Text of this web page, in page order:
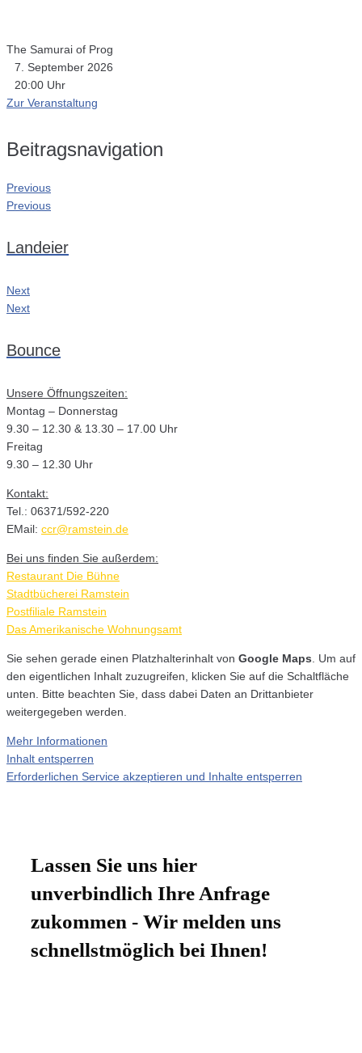
The Samurai of Prog
7. September 2026
20:00 Uhr
Zur Veranstaltung
Beitragsnavigation
Previous
Previous
Landeier
Next
Next
Bounce
Unsere Öffnungszeiten:
Montag – Donnerstag
9.30 – 12.30 & 13.30 – 17.00 Uhr
Freitag
9.30 – 12.30 Uhr
Kontakt:
Tel.: 06371/592-220
EMail: ccr@ramstein.de
Bei uns finden Sie außerdem:
Restaurant Die Bühne
Stadtbücherei Ramstein
Postfiliale Ramstein
Das Amerikanische Wohnungsamt
Sie sehen gerade einen Platzhalterinhalt von Google Maps . Um auf
den eigentlichen Inhalt zuzugreifen, klicken Sie auf die Schaltfläche
unten. Bitte beachten Sie, dass dabei Daten an Drittanbieter
weitergegeben werden.
Mehr Informationen
Inhalt entsperren
Erforderlichen Service akzeptieren und Inhalte entsperren
Lassen Sie uns hier
unverbindlich Ihre Anfrage
zukommen - Wir melden uns
schnellstmöglich bei Ihnen!